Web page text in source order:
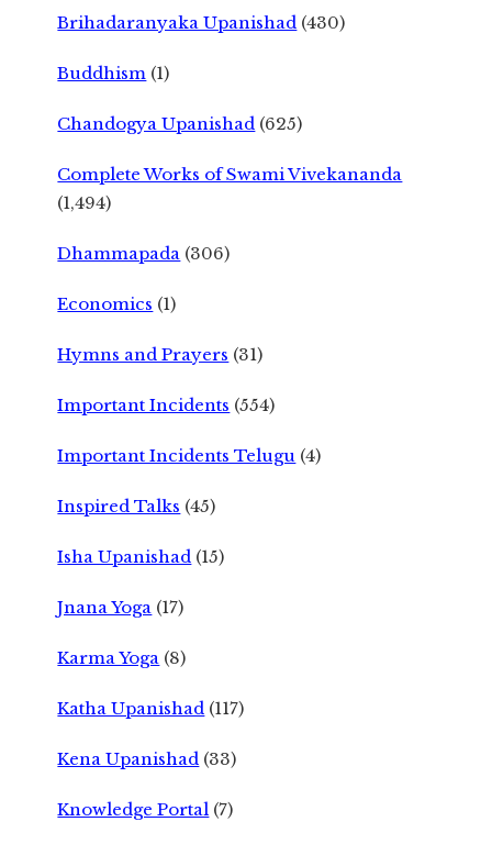
Brihadaranyaka Upanishad (430)
Buddhism (1)
Chandogya Upanishad (625)
Complete Works of Swami Vivekananda
(1,494)
Dhammapada (306)
Economics (1)
Hymns and Prayers (31)
Important Incidents (554)
Important Incidents Telugu (4)
Inspired Talks (45)
Isha Upanishad (15)
Jnana Yoga (17)
Karma Yoga (8)
Katha Upanishad (117)
Kena Upanishad (33)
Knowledge Portal (7)